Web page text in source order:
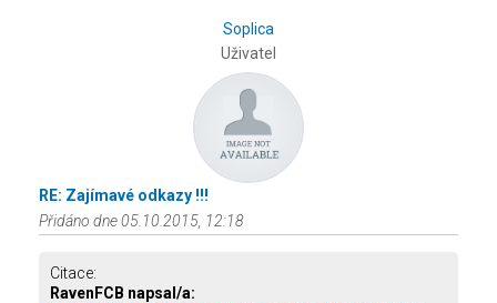
Soplica
Uživatel
RE: Zajímavé odkazy !!!
Přidáno dne 05.10.2015, 12:18
Citace:
RavenFCB napsal/a: